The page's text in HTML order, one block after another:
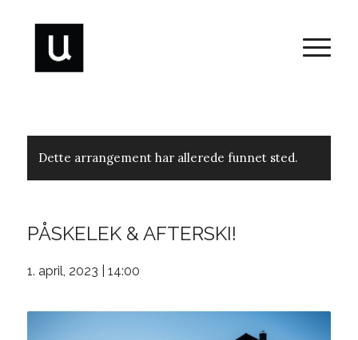
Dette arrangement har allerede funnet sted.
PÅSKELEK & AFTERSKI!
1. april, 2023 | 14:00